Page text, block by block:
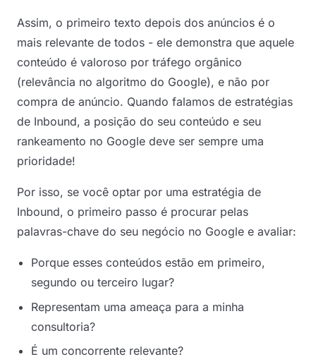
Assim, o primeiro texto depois dos anúncios é o
mais relevante de todos - ele demonstra que aquele
conteúdo é valoroso por tráfego orgânico
(relevância no algoritmo do Google), e não por
compra de anúncio. Quando falamos de estratégias
de Inbound, a posição do seu conteúdo e seu
rankeamento no Google deve ser sempre uma
prioridade!
Por isso, se você optar por uma estratégia de
Inbound, o primeiro passo é procurar pelas
palavras-chave do seu negócio no Google e avaliar:
Porque esses conteúdos estão em primeiro,
segundo ou terceiro lugar?
Representam uma ameaça para a minha
consultoria?
É um concorrente relevante?